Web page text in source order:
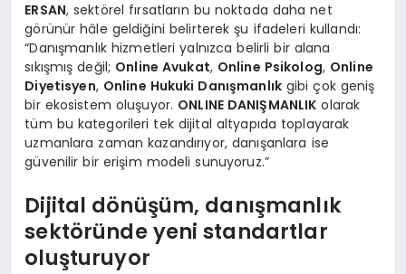
ERSAN, sektörel fırsatların bu noktada daha net
görünür hâle geldiğini belirterek şu ifadeleri kullandı:
“Danışmanlık hizmetleri yalnızca belirli bir alana
sıkışmış değil; Online Avukat, Online Psikolog, Online
Diyetisyen, Online Hukuki Danışmanlık gibi çok geniş
bir ekosistem oluşuyor. ONLINE DANIŞMANLIK olarak
tüm bu kategorileri tek dijital altyapıda toplayarak
uzmanlara zaman kazandırıyor, danışanlara ise
güvenilir bir erişim modeli sunuyoruz.”
Dijital dönüşüm, danışmanlık
sektöründe yeni standartlar
oluşturuyor